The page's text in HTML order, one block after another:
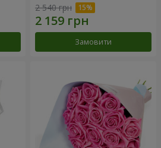
2 540 грн
Замовити